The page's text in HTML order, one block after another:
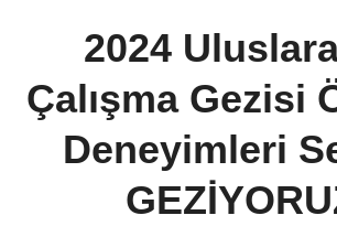
2024
Çalışma Gezisi
Deneyimleri